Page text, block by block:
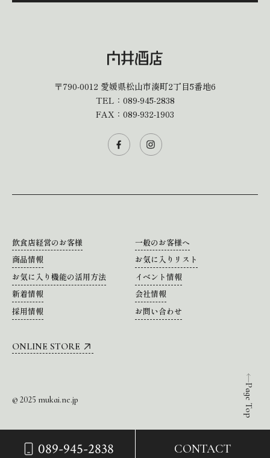
089-945-2838 CONTACT
Page Top
〒790-0012 愛媛県松山市湊町2丁目5番地6
TEL： 089-945-2838
FAX：089-932-1903
飲食店経営のお客様
一般のお客様へ
商品情報
お気に入りリスト
お気に入り機能の活用方法
イベント情報
新着情報
会社情報
採用情報
お問い合わせ
ONLINE STORE
© 2025 mukai.ne.jp